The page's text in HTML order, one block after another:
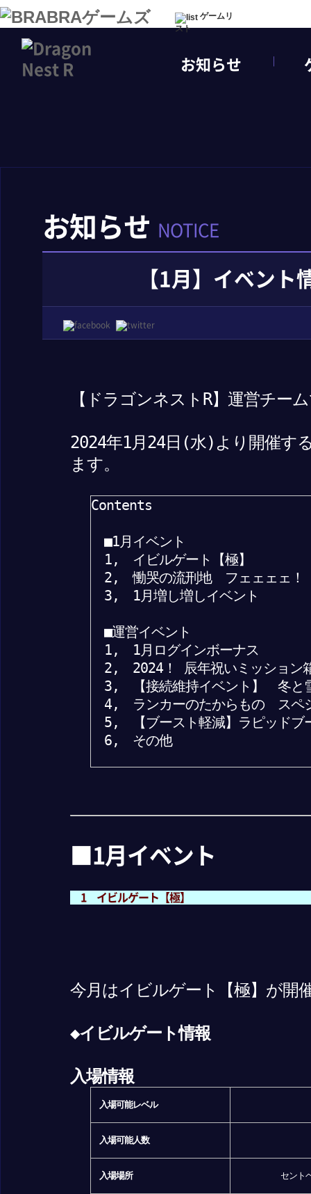
ゲームリ
スト
お知らせ
お知らせ NOTICE
【1月】イベント
【ドラゴンネストR】運営チー
2024年1月24日(水)より開催す
ます。
Contents
■1月イベント
1, イビルゲート【極】
2, 慟哭の流刑地 フェェェェ！
3, 1月増し増しイベント
■運営イベント
1, 1月ログインボーナス
2, 2024！ 辰年祝いミッション
3, 【接続維持イベント】 冬と
4, ランカーのたからもの スペ
5, 【ブースト軽減】ラピッドブ
6, その他
■1月イベント
1 イビルゲート【極】
今月はイビルゲート【極】が開
◆イビルゲート情報
入場情報
入場可能レベル
入場可能人数
入場場所 セント